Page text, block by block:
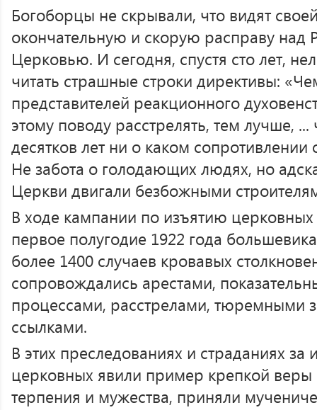
Богоборцы не скрывали, что видят
окончательную и скорую расправу над
Церковью. И сегодня, спустя сто лет,
читать страшные строки директивы:
представителей реакционного
этому поводу расстрелять, тем лучше,
десятков лет ни о каком
Не забота о голодающих людях, но
Церкви двигали безбожными
В ходе кампании по изъятию церковных
первое полугодие 1922 года
более 1400 случаев кровавых
сопровождались арестами,
процессами, расстрелами, тюремными
ссылками.
В этих преследованиях и страданиях
церковных явили пример крепкой веры
терпения и мужества, приняли